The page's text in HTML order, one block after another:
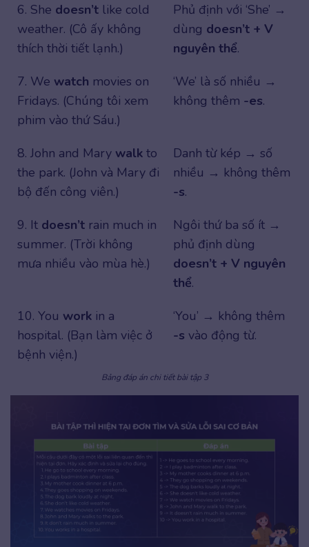
6. She doesn’t like cold
weather. (Cô ấy không
thích thời tiết lạnh.)
Phủ định với ‘She’ →
dùng doesn’t + V
nguyên thể.
7. We watch movies on
Fridays. (Chúng tôi xem
phim vào thứ Sáu.)
‘We’ là số nhiều →
không thêm -es.
8. John and Mary walk to
the park. (John và Mary đi
bộ đến công viên.)
Danh từ kép → số
nhiều → không thêm
-s.
9. It doesn’t rain much in
summer. (Trời không
mưa nhiều vào mùa hè.)
Ngôi thứ ba số ít →
phủ định dùng
doesn’t + V nguyên
thể.
10. You work in a
hospital. (Bạn làm việc ở
bệnh viện.)
‘You’ → không thêm
-s vào động từ.
Bảng đáp án chi tiết bài tập 3